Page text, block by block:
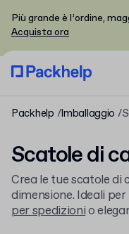
Più grande è l’ordine,
Acquista ora
Packhelp Imballaggio
Scatole di
Crea le tue scatole di
dimensione. Ideali
per spedizionio